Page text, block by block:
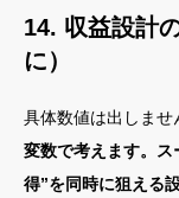
14. 収益設計
に）
具体数値は出しませ
変数で考えます。
得”を同時に狙える